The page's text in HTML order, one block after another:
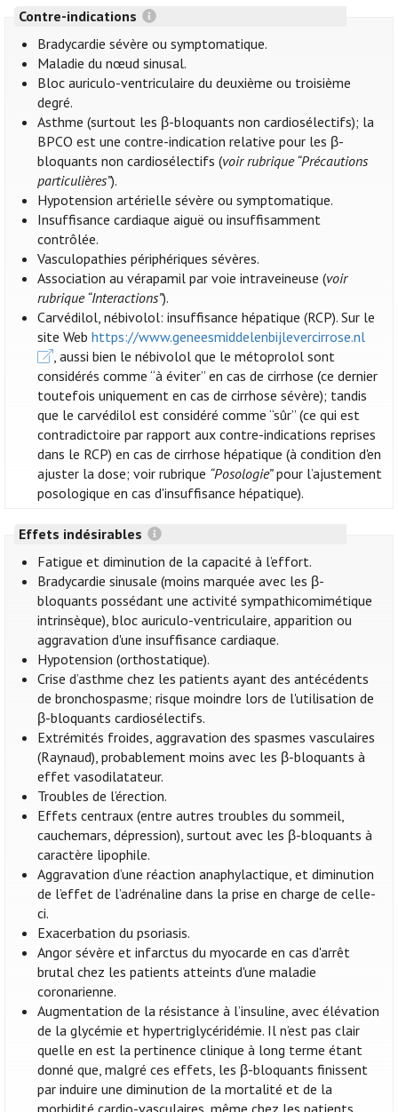
Contre-indications
Bradycardie sévère ou symptomatique.
Maladie du nœud sinusal.
Bloc auriculo-ventriculaire du deuxième ou troisième
degré.
Asthme (surtout les β-bloquants non cardiosélectifs); la
BPCO est une contre-indication relative pour les β-
bloquants non cardiosélectifs (voir rubrique “Précautions
particulières”).
Hypotension artérielle sévère ou symptomatique.
Insuffisance cardiaque aiguë ou insuffisamment
contrôlée.
Vasculopathies périphériques sévères.
Association au vérapamil par voie intraveineuse (voir
rubrique “Interactions”).
Carvédilol, nébivolol: insuffisance hépatique (RCP). Sur le
site Webhttps://www.geneesmiddelenbijlevercirrose.nl
, aussi bien le nébivolol que le métoprolol sont
considérés comme “à éviter” en cas de cirrhose (ce dernier
toutefois uniquement en cas de cirrhose sévère); tandis
que le carvédilol est considéré comme “sûr” (ce qui est
contradictoire par rapport aux contre-indications reprises
dans le RCP) en cas de cirrhose hépatique (à condition d'en
ajuster la dose; voir rubrique “Posologie”pour l’ajustement
posologique en cas d'insuffisance hépatique).
Effets indésirables
Fatigue et diminution de la capacité à l’effort.
Bradycardie sinusale (moins marquée avec les β-
bloquants possédant une activité sympathicomimétique
intrinsèque), bloc auriculo-ventriculaire, apparition ou
aggravation d'une insuffisance cardiaque.
Hypotension (orthostatique).
Crise d’asthme chez les patients ayant des antécédents
de bronchospasme; risque moindre lors de l'utilisation de
β-bloquants cardiosélectifs.
Extrémités froides, aggravation des spasmes vasculaires
(Raynaud), probablement moins avec les β-bloquants à
effet vasodilatateur.
Troubles de l’érection.
Effets centraux (entre autres troubles du sommeil,
cauchemars, dépression), surtout avec les β-bloquants à
caractère lipophile.
Aggravation d’une réaction anaphylactique, et diminution
de l’effet de l’adrénaline dans la prise en charge de celle-
ci.
Exacerbation du psoriasis.
Angor sévère et infarctus du myocarde en cas d'arrêt
brutal chez les patients atteints d'une maladie
coronarienne.
Augmentation de la résistance à l’insuline, avec élévation
de la glycémie et hypertriglycéridémie. Il n’est pas clair
quelle en est la pertinence clinique à long terme étant
donné que, malgré ces effets, les β-bloquants finissent
par induire une diminution de la mortalité et de la